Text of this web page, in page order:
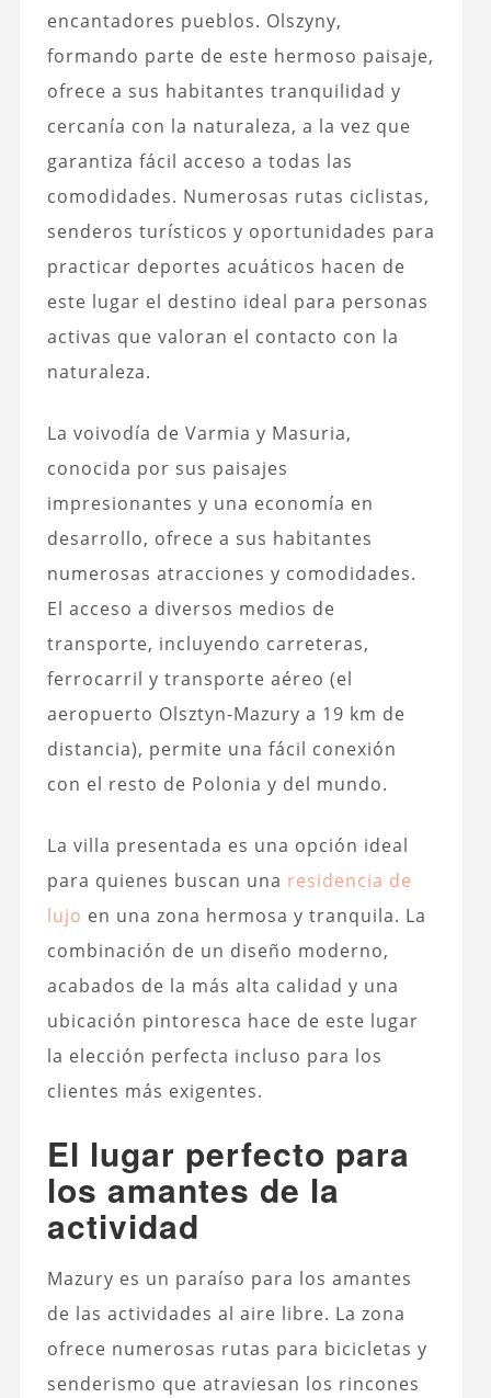
encantadores pueblos. Olszyny,
formando parte de este hermoso paisaje,
ofrece a sus habitantes tranquilidad y
cercanía con la naturaleza, a la vez que
garantiza fácil acceso a todas las
comodidades. Numerosas rutas ciclistas,
senderos turísticos y oportunidades para
practicar deportes acuáticos hacen de
este lugar el destino ideal para personas
activas que valoran el contacto con la
naturaleza.
La voivodía de Varmia y Masuria,
conocida por sus paisajes
impresionantes y una economía en
desarrollo, ofrece a sus habitantes
numerosas atracciones y comodidades.
El acceso a diversos medios de
transporte, incluyendo carreteras,
ferrocarril y transporte aéreo (el
aeropuerto Olsztyn-Mazury a 19 km de
distancia), permite una fácil conexión
con el resto de Polonia y del mundo.
La villa presentada es una opción ideal
para quienes buscan una residencia de
lujo en una zona hermosa y tranquila. La
combinación de un diseño moderno,
acabados de la más alta calidad y una
ubicación pintoresca hace de este lugar
la elección perfecta incluso para los
clientes más exigentes.
El lugar perfecto para
los amantes de la
actividad
Mazury es un paraíso para los amantes
de las actividades al aire libre. La zona
ofrece numerosas rutas para bicicletas y
senderismo que atraviesan los rincones